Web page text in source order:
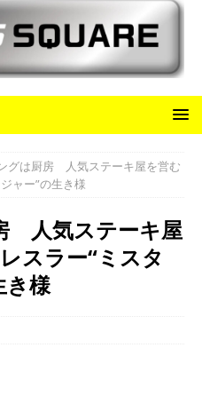
グは厨房 人気ステーキ屋を営む
ャー”の生き様
人気ステーキ屋
スラー“ミスタ
き様